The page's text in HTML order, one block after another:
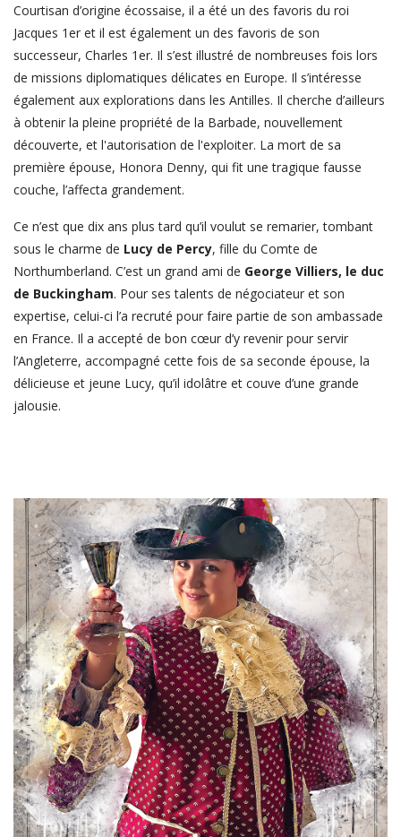
Courtisan d’origine écossaise, il a été un des favoris du roi
Jacques 1er et il est également un des favoris de son
successeur, Charles 1er. Il s’est illustré de nombreuses fois lors
de missions diplomatiques délicates en Europe. Il s’intéresse
également aux explorations dans les Antilles. Il cherche d’ailleurs
à obtenir la pleine propriété de la Barbade, nouvellement
découverte, et l'autorisation de l'exploiter. La mort de sa
première épouse, Honora Denny, qui fit une tragique fausse
couche, l’affecta grandement.
Ce n’est que dix ans plus tard qu’il voulut se remarier, tombant
sous le charme de Lucy de Percy, fille du Comte de
Northumberland. C’est un grand ami de George Villiers, le duc
de Buckingham. Pour ses talents de négociateur et son
expertise, celui-ci l’a recruté pour faire partie de son ambassade
en France. Il a accepté de bon cœur d’y revenir pour servir
l’Angleterre, accompagné cette fois de sa seconde épouse, la
délicieuse et jeune Lucy, qu’il idolâtre et couve d’une grande
jalousie.